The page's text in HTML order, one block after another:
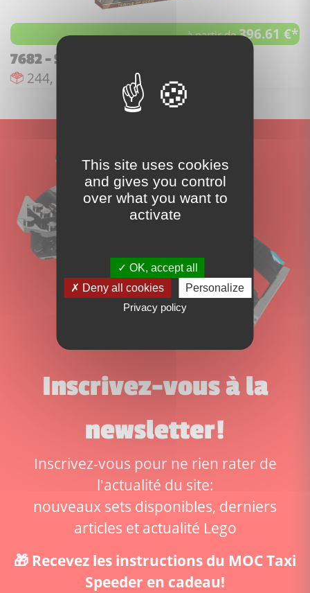
à partir de396.61 €*
7682 - Shanghai Chase
Nombre de pièces :
244, Nombre de figurines :
Date de sortie :
janv. 2009
Inscrivez-vous à la
newsletter!
Inscrivez-vous pour ne rien rater de
l'actualité du site:
nouveaux sets disponibles, derniers
articles et actualité Lego
🎁 Recevez les instructions du MOC Taxi
Speeder en cadeau!
This site uses cookies
and gives you control
over what you want to
activate
OK, accept all
Deny all cookies
Personalize
Privacy policy